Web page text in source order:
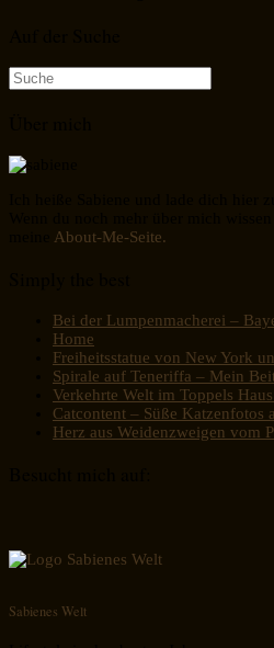
Suche
nach:
About-Me-Seite.
Bei der Lumpenmacherei –
Home
Freiheitsstatue von New York
Spirale auf Teneriffa – Mein
Verkehrte Welt im Toppels
Catcontent – Süße Katzenfotos
Herz aus Weidenzweigen vom
Sabienes Welt